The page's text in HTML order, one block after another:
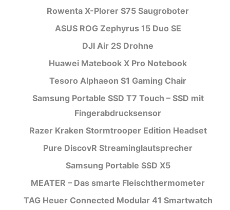
Rowenta X-Plorer S75 Saugroboter
ASUS ROG Zephyrus 15 Duo SE
DJI Air 2S Drohne
Huawei Matebook X Pro Notebook
Tesoro Alphaeon S1 Gaming Chair
Samsung Portable SSD T7 Touch – SSD mit
Fingerabdrucksensor
Razer Kraken Stormtrooper Edition Headset
Pure DiscovR Streaminglautsprecher
Samsung Portable SSD X5
MEATER – Das smarte Fleischthermometer
TAG Heuer Connected Modular 41 Smartwatch